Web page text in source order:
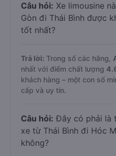
Câu hỏi: Xe limousine
Gòn đi Thái Bình được
tốt nhất?
Trả lời: Trong số các hãng,
nhất với điểm chất lượng
khách hàng – một con số
cấp và uy tín.
Câu hỏi: Đây có phải là
xe từ Thái Bình đi Hóc
không?